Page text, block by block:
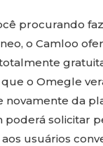
procurando
o Camloo
o Omegle
novamente da
poderá solicitar
usuários